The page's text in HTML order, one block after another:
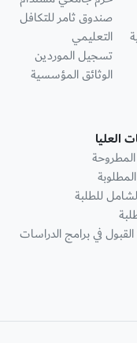
صندوق ثامر للتكافل
التعليمي
تسجيل الموردين
الوثائق المؤسسية
العليا
المطروحة
للطلبة
في برامج الدراسات